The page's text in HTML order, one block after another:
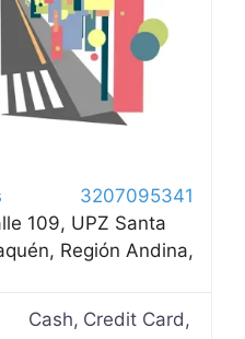
3207095341
109, UPZ Santa
Región Andina,
Cash, Credit Card,